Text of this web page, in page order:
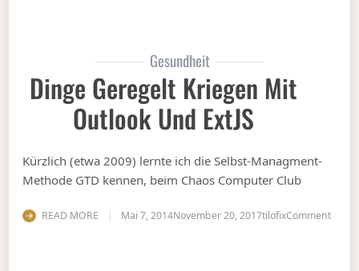
Gesundheit
Dinge Geregelt Kriegen Mit
Outlook Und ExtJS
Kürzlich (etwa 2009) lernte ich die Selbst-Managment-
Methode GTD kennen, beim Chaos Computer Club
READ MORE Mai 7, 2014November 20, 2017tilofixCommenton